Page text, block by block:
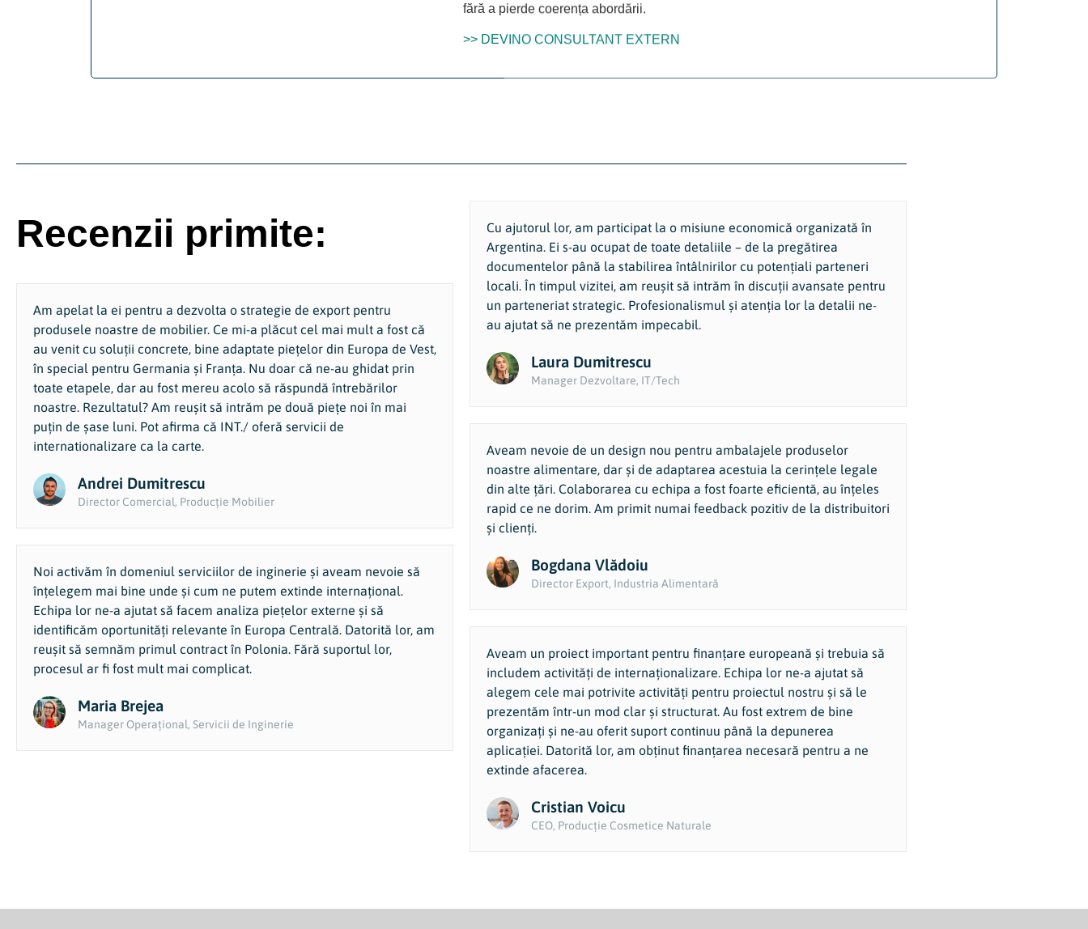
fără a pierde coerența abordării.
>> DEVINO CONSULTANT EXTERN
Recenzii primite:
Am apelat la ei pentru a dezvolta o strategie de export pentru
produsele noastre de mobilier. Ce mi-a plăcut cel mai mult a fost că
au venit cu soluții concrete, bine adaptate piețelor din Europa de Vest,
în special pentru Germania și Franța. Nu doar că ne-au ghidat prin
toate etapele, dar au fost mereu acolo să răspundă întrebărilor
noastre. Rezultatul? Am reușit să intrăm pe două piețe noi în mai
puțin de șase luni. Pot afirma că INT./ oferă servicii de
internationalizare ca la carte.
Andrei Dumitrescu​
Director Comercial, Producție Mobilier
Noi activăm în domeniul serviciilor de inginerie și aveam nevoie să
înțelegem mai bine unde și cum ne putem extinde internațional.
Echipa lor ne-a ajutat să facem analiza piețelor externe și să
identificăm oportunități relevante în Europa Centrală. Datorită lor, am
reușit să semnăm primul contract în Polonia. Fără suportul lor,
procesul ar fi fost mult mai complicat.
Maria Brejea
Manager Operațional, Servicii de Inginerie
Cu ajutorul lor, am participat la o misiune economică organizată în
Argentina. Ei s-au ocupat de toate detaliile – de la pregătirea
documentelor până la stabilirea întâlnirilor cu potențiali parteneri
locali. În timpul vizitei, am reușit să intrăm în discuții avansate pentru
un parteneriat strategic. Profesionalismul și atenția lor la detalii ne-
au ajutat să ne prezentăm impecabil.
Laura Dumitrescu
Manager Dezvoltare, IT/Tech
Aveam nevoie de un design nou pentru ambalajele produselor
noastre alimentare, dar și de adaptarea acestuia la cerințele legale
din alte țări. Colaborarea cu echipa a fost foarte eficientă, au înțeles
rapid ce ne dorim. Am primit numai feedback pozitiv de la distribuitori
și clienți.
Bogdana Vlădoiu
Director Export, Industria Alimentară
Aveam un proiect important pentru finanțare europeană și trebuia să
includem activități de internaționalizare. Echipa lor ne-a ajutat să
alegem cele mai potrivite activități pentru proiectul nostru și să le
prezentăm într-un mod clar și structurat. Au fost extrem de bine
organizați și ne-au oferit suport continuu până la depunerea
aplicației. Datorită lor, am obținut finanțarea necesară pentru a ne
extinde afacerea.
Cristian Voicu
CEO, Producție Cosmetice Naturale